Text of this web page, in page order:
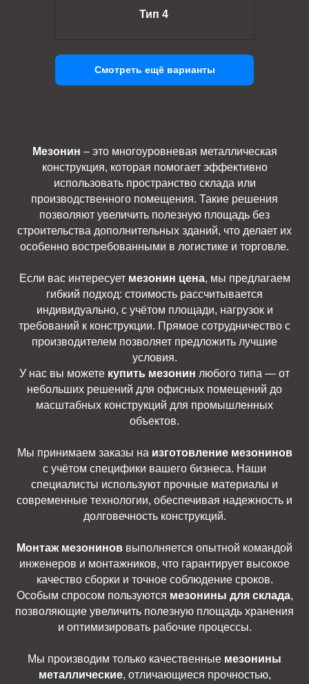
Тип 4
Смотреть ещё варианты
Мезонин – это многоуровневая металлическая
конструкция, которая помогает эффективно
использовать пространство склада или
производственного помещения. Такие решения
позволяют увеличить полезную площадь без
строительства дополнительных зданий, что делает их
особенно востребованными в логистике и торговле.
Если вас интересует мезонин цена, мы предлагаем
гибкий подход: стоимость рассчитывается
индивидуально, с учётом площади, нагрузок и
требований к конструкции. Прямое сотрудничество с
производителем позволяет предложить лучшие
условия.
У нас вы можете купить мезонин любого типа — от
небольших решений для офисных помещений до
масштабных конструкций для промышленных
объектов.
Мы принимаем заказы на изготовление мезонинов
с учётом специфики вашего бизнеса. Наши
специалисты используют прочные материалы и
современные технологии, обеспечивая надежность и
долговечность конструкций.
Монтаж мезонинов выполняется опытной командой
инженеров и монтажников, что гарантирует высокое
качество сборки и точное соблюдение сроков.
Особым спросом пользуются мезонины для склада,
позволяющие увеличить полезную площадь хранения
и оптимизировать рабочие процессы.
Мы производим только качественные мезонины
металлические, отличающиеся прочностью,